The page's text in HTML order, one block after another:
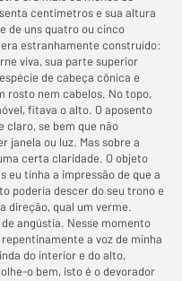
centímetros e sua altura
de uns quatro ou cinco
estranhamente construído:
viva, sua parte superior
de cabeça cônica e
rosto nem cabelos. No topo,
fitava o alto. O aposento
claro, se bem que não
janela ou luz. Mas sobre a
certa claridade. O objeto
eu tinha a impressão de que a
poderia descer do seu trono e
direção, qual um verme.
angústia. Nesse momento
a voz de minha
do interior e do alto,
o bem, isto é o devorador